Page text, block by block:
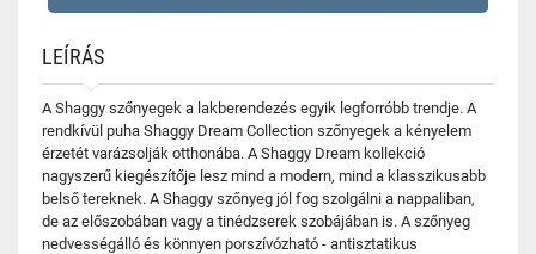
LEÍRÁS
A Shaggy szőnyegek a lakberendezés egyik legforróbb trendje. A
rendkívül puha Shaggy Dream Collection szőnyegek a kényelem
érzetét varázsolják otthonába. A Shaggy Dream kollekció
nagyszerű kiegészítője lesz mind a modern, mind a klasszikusabb
belső tereknek. A Shaggy szőnyeg jól fog szolgálni a nappaliban,
de az előszobában vagy a tinédzserek szobájában is. A szőnyeg
nedvességálló és könnyen porszívózható - antisztatikus